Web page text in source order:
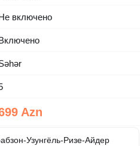
Не включено
Включено
Azn
Узунгёль-Ризе-Айдер